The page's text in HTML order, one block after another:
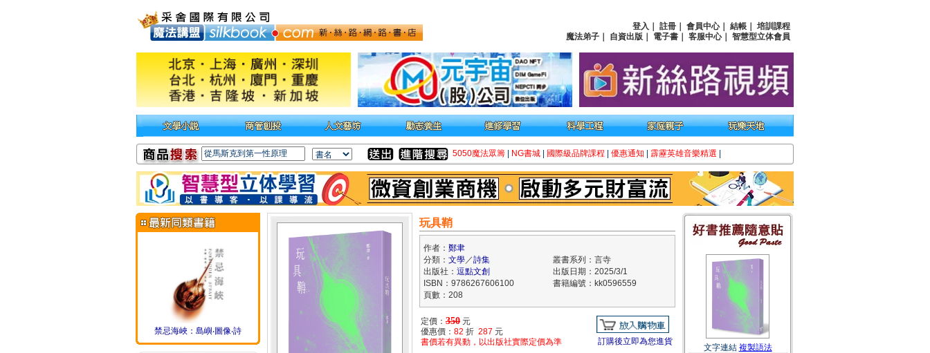
登入 註冊 會員中心｜ 結帳
培訓課程
魔法弟子
自資出版 電子書 客服中心｜ 智慧型立体會員
5050魔法眾籌 NG書城 國際級品牌課程 優惠通知 霹靂英雄音樂精選
禁忌海峽：島嶼‧圖像‧詩
玩具鞘
作者： 鄭聿
分類： 文學／詩集
叢書系列：言寺
出版社： 逗點文創
出版日期：2025/3/1
ISBN：9786267606100
書籍編號：kk0596559
頁數：208
定價： 350 元
優惠價： 82 折 287 元
書價若有異動，以出版社實際定價為準
訂購後立即為您進貨
文字連結 複製語法